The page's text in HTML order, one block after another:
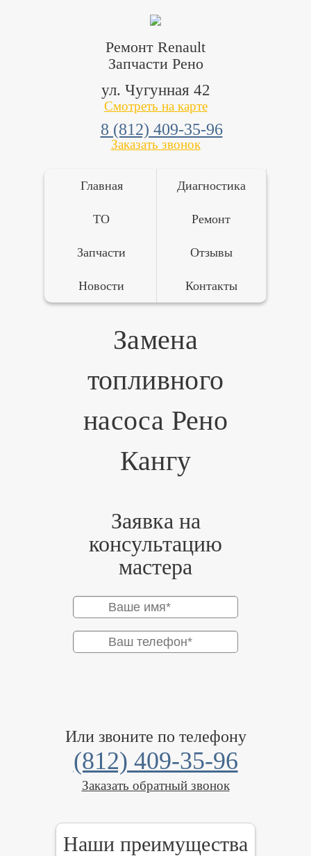
Ремонт Renault
Запчасти Рено
ул. Чугунная 42
Смотреть на карте
8 (812) 409-35-96
Заказать звонок
Главная
ТО
Диагностика
Ремонт
Запчасти Отзывы
Новости Контакты
Замена
топливного
насоса Рено
Кангу
Заявка на
консультацию
мастера
Или звоните по телефону
(812) 409-35-96
Заказать обратный звонок
Наши преимущества